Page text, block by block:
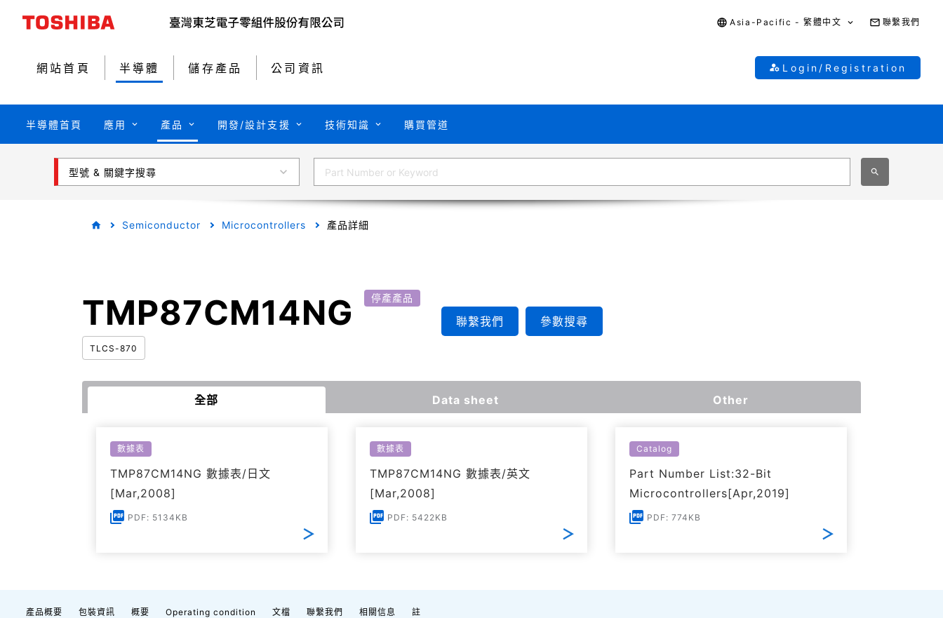
Asia-Pacific - 繁體中文 聯繫我們
網站首頁 半導體 儲存產品 公司資訊 Login/Registration
半導體首頁 應用 產品 開發/設計支援 技術知識 購買管道
型號 & 關鍵字搜尋
Semiconductor Microcontrollers 產品詳細
TMP87CM14NG 停產產品
TLCS-870
聯繫我們 參數搜尋
全部 Data sheet Other
數據表
TMP87CM14NG 數據表/日文
[Mar,2008]
PDF: 5134KB
數據表
TMP87CM14NG 數據表/英文
[Mar,2008]
PDF: 5422KB
Catalog
Part Number List:32-Bit
Microcontrollers[Apr,2019]
PDF: 774KB
產品概要 包裝資訊 概要 Operating condition 文檔 聯繫我們 相關信息 註